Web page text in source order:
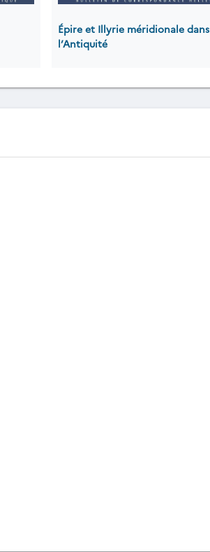
Épire et Illyrie méridionale dans
l’Antiquité